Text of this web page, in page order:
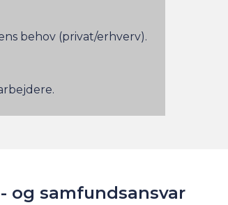
behov (privat/erhverv).
og samfundsansvar